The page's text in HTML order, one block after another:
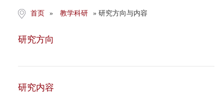
首页 » 教学科研 » 研究方向与内容
研究方向
研究内容